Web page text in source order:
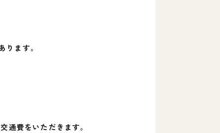
ます。
通費をいただきます。